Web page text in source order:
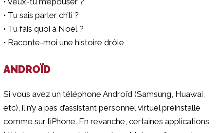
• Tu sais parler ch’ti ?
• Tu fais quoi à Noël ?
• Raconte-moi une histoire drôle
ANDROÏD
Si vous avez un téléphone Androïd (Samsung, Huawai,
etc), il n’y a pas d’assistant personnel virtuel préinstallé
comme sur l’iPhone. En revanche, certaines applications